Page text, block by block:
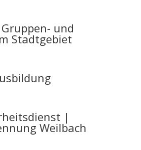
und
Stadtgebiet
|
Weilbach